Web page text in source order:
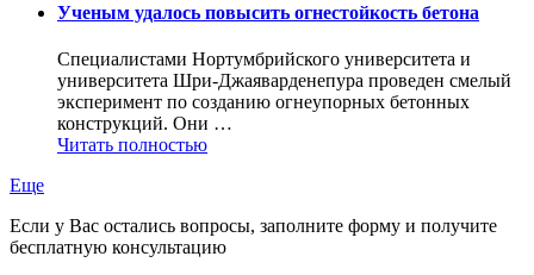
Ученым удалось повысить огнестойкость бетона
Специалистами Нортумбрийского университета и
университета Шри-Джаяварденепура проведен смелый
эксперимент по созданию огнеупорных бетонных
конструкций. Они …
Читать полностью
Еще
Если у Вас остались вопросы, заполните форму и получите
бесплатную консультацию